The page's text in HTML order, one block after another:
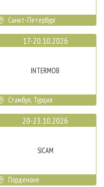
Санкт-Петербург
17-20.10.2026
INTERMOB
Стамбул, Турция
20-23.10.2026
SICAM
Порденоне